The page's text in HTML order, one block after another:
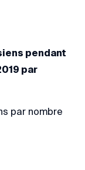
pendant
par
par nombre